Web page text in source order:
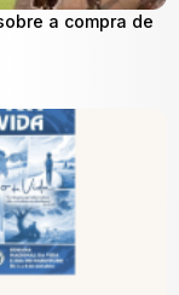
a compra de